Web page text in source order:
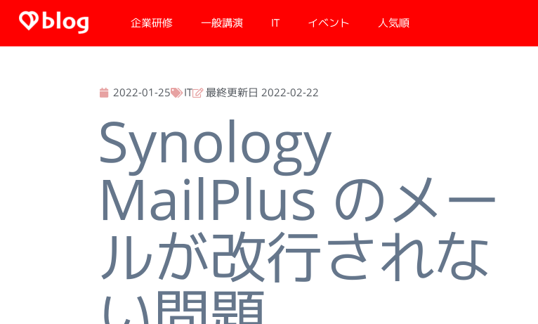
企業研修 一般講演 IT イベント 人気順
2022-01-25 IT 最終更新日 2022-02-22
Synology
MailPlus のメー
ルが改行されな